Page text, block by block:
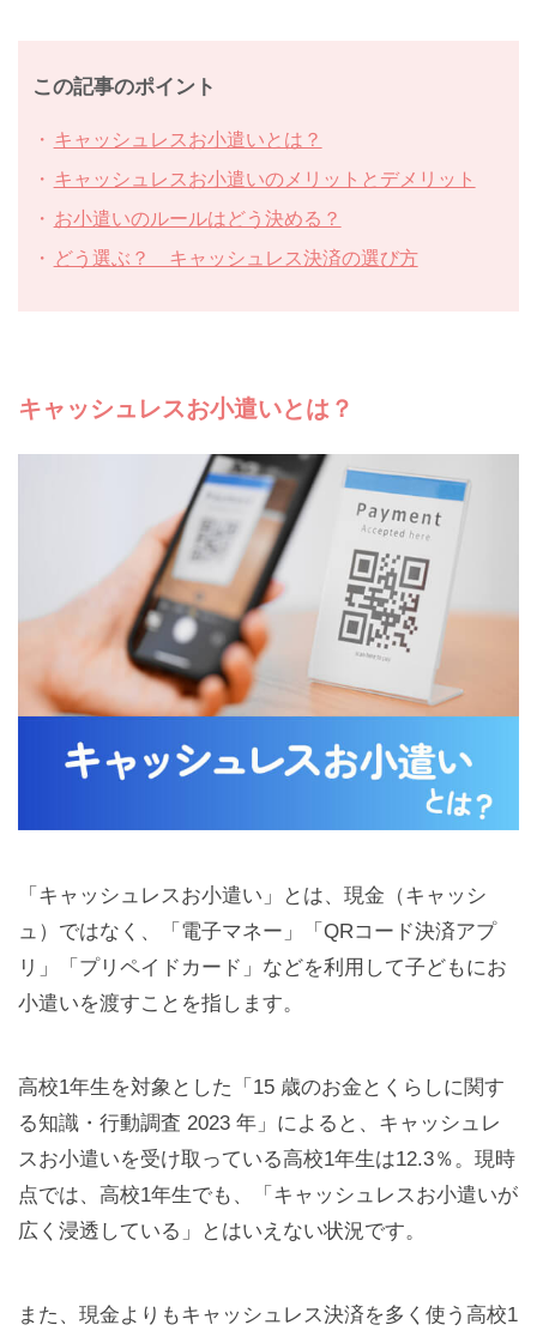
この記事のポイント
キャッシュレスお小遣いとは？
キャッシュレスお小遣いのメリットとデメリット
お小遣いのルールはどう決める？
どう選ぶ？ キャッシュレス決済の選び方
キャッシュレスお小遣いとは？
「キャッシュレスお小遣い」とは、現金（キャッシ
ュ）ではなく、「電子マネー」「QRコード決済アプ
リ」「プリペイドカード」などを利用して子どもにお
小遣いを渡すことを指します。
高校1年生を対象とした「15 歳のお金とくらしに関す
る知識・行動調査 2023 年」によると、キャッシュレ
スお小遣いを受け取っている高校1年生は12.3％。現時
点では、高校1年生でも、「キャッシュレスお小遣いが
広く浸透している」とはいえない状況です。
また、現金よりもキャッシュレス決済を多く使う高校1